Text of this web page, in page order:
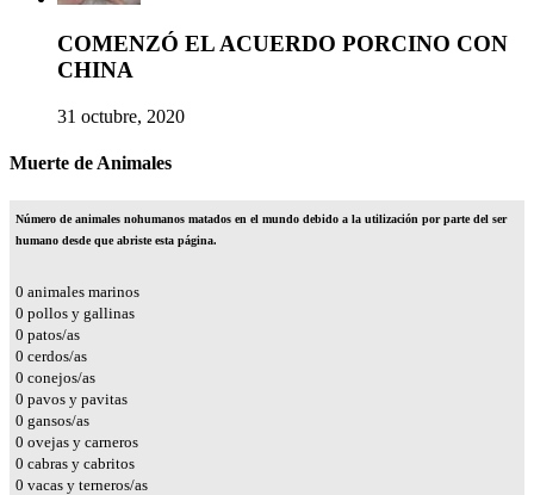
COMENZÓ EL ACUERDO PORCINO CON
CHINA
31 octubre, 2020
Muerte de Animales
Número de animales nohumanos matados en el mundo debido a la utilización por parte del ser
humano desde que abriste esta página.
0 animales marinos
0 pollos y gallinas
0 patos/as
0 cerdos/as
0 conejos/as
0 pavos y pavitas
0 gansos/as
0 ovejas y carneros
0 cabras y cabritos
0 vacas y terneros/as